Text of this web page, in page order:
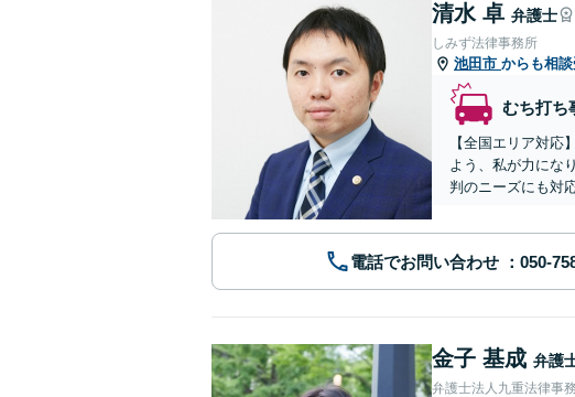
清水 卓 弁護士
しみず法律事務所
池田市 からも相
むち打ち
【全国エリア対
よう、私が力にな
判のニーズにも対応
電話でお問い合わせ
金子 基成 弁護
弁護士法人九重法律事